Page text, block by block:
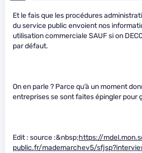
Et le fais que les procédures
du service public envoient nos
utilisation commerciale SAUF si on
par défaut.
On en parle ? Parce qu’à un moment
entreprises se sont faites épingler pour
Edit : source :&nbsp;https://
public.fr/mademarchev5/